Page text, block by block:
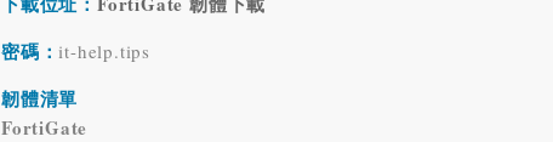
密碼 ：it-help.tips
韌體清單
FortiGate